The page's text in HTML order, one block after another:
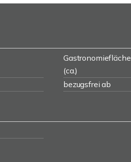
Gastronomiefläche
(ca.)
bezugsfrei ab